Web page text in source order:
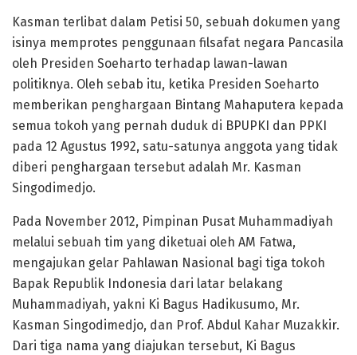
Kasman terlibat dalam Petisi 50, sebuah dokumen yang
isinya memprotes penggunaan filsafat negara Pancasila
oleh Presiden Soeharto terhadap lawan-lawan
politiknya. Oleh sebab itu, ketika Presiden Soeharto
memberikan penghargaan Bintang Mahaputera kepada
semua tokoh yang pernah duduk di BPUPKI dan PPKI
pada 12 Agustus 1992, satu-satunya anggota yang tidak
diberi penghargaan tersebut adalah Mr. Kasman
Singodimedjo.
Pada November 2012, Pimpinan Pusat Muhammadiyah
melalui sebuah tim yang diketuai oleh AM Fatwa,
mengajukan gelar Pahlawan Nasional bagi tiga tokoh
Bapak Republik Indonesia dari latar belakang
Muhammadiyah, yakni Ki Bagus Hadikusumo, Mr.
Kasman Singodimedjo, dan Prof. Abdul Kahar Muzakkir.
Dari tiga nama yang diajukan tersebut, Ki Bagus